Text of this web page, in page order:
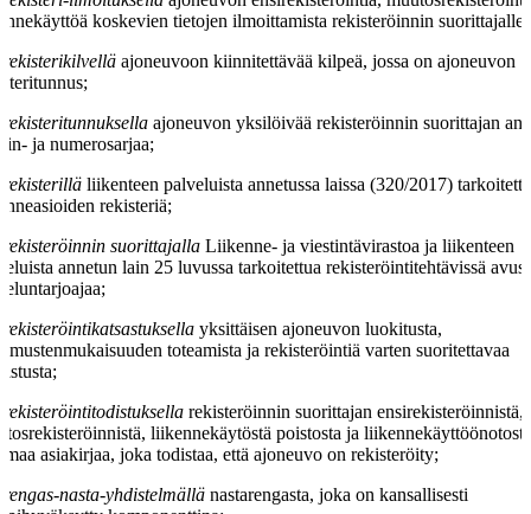
koskevien tietojen ilmoittamista rekisteröinnin suorittajalle;
rekisterikilvellä ajoneuvoon kiinnitettävää kilpeä, jossa on ajoneuvon
rekisteritunnuksella ajoneuvon yksilöivää rekisteröinnin suorittajan
ja numerosarjaa;
rekisterillä liikenteen palveluista annetussa laissa (320/2017)
rekisteriä;
rekisteröinnin suorittajalla Liikenne- ja viestintävirastoa ja liikenteen
annetun lain 25 luvussa tarkoitettua rekisteröintitehtävissä
rekisteröintikatsastuksella yksittäisen ajoneuvon luokitusta,
toteamista ja rekisteröintiä varten suoritettavaa
rekisteröintitodistuksella rekisteröinnin suorittajan ensirekisteröinnistä,
liikennekäytöstä poistosta ja
asiakirjaa, joka todistaa, että ajoneuvo on rekisteröity;
rengas-nasta-yhdistelmällä nastarengasta, joka on kansallisesti